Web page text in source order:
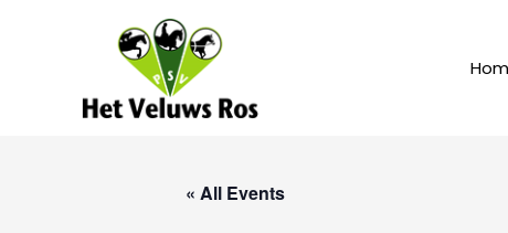
« All Events